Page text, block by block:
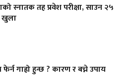
स्नातक तह प्रवेश परीक्षा, साउन २५
फेर्न गाह्रो हुन्छ ? कारण र बच्ने उपाय